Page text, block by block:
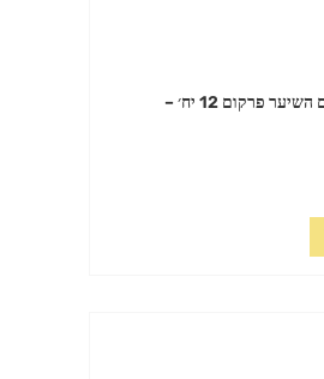
אמפולות לשיקום השיער פרקום 12 יח׳ –